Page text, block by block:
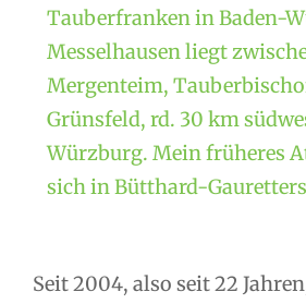
Tauberfranken in Baden-
Messelhausen liegt
Mergenteim,
Grünsfeld, rd. 30 km
Würzburg. Mein früheres
sich in Bütthard-
Seit 2004, also seit 22